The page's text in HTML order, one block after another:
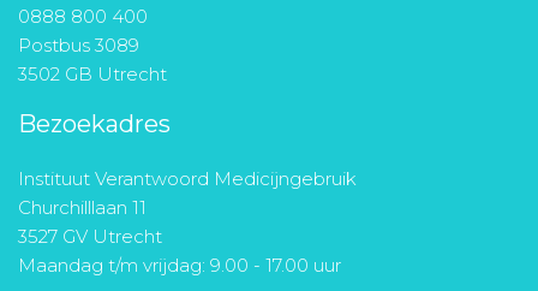
0888 800 400
Postbus 3089
3502 GB Utrecht
Bezoekadres
Instituut Verantwoord Medicijngebruik
Churchilllaan 11
3527 GV Utrecht
Maandag t/m vrijdag: 9.00 - 17.00 uur